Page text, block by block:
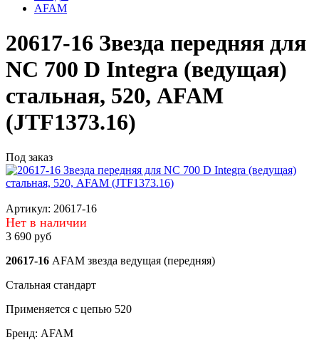
AFAM
20617-16 Звезда передняя для
NC 700 D Integra (ведущая)
стальная, 520, AFAM
(JTF1373.16)
Под заказ
Артикул: 20617-16
Нет в наличии
3 690 руб
20617-16 AFAM звезда ведущая (передняя)
Стальная стандарт
Применяется с цепью 520
Бренд: AFAM